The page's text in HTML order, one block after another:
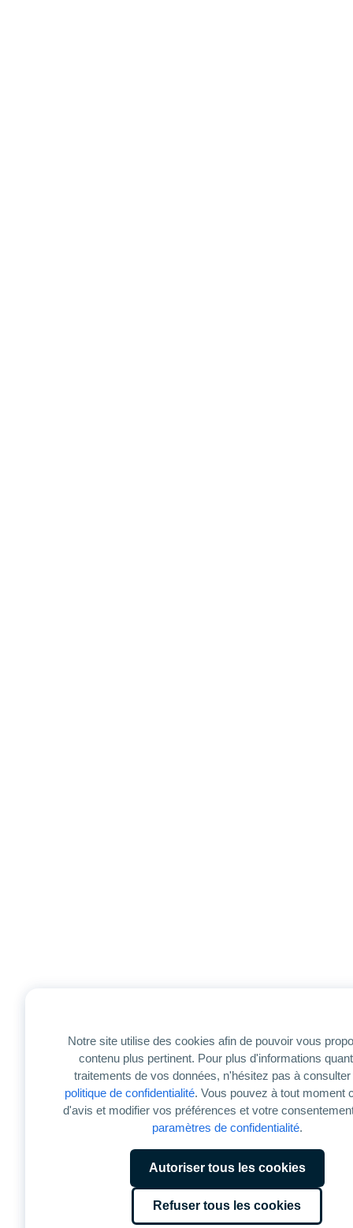
Notre site utilise des cookies afin de pouvoir vous
contenu plus pertinent. Pour plus d'informations
traitements de vos données, n'hésitez pas à consulter
politique de confidentialité. Vous pouvez à tout moment
d'avis et modifier vos préférences et votre
paramètres de confidentialité.
Autoriser tous les cookies
Refuser tous les cookies